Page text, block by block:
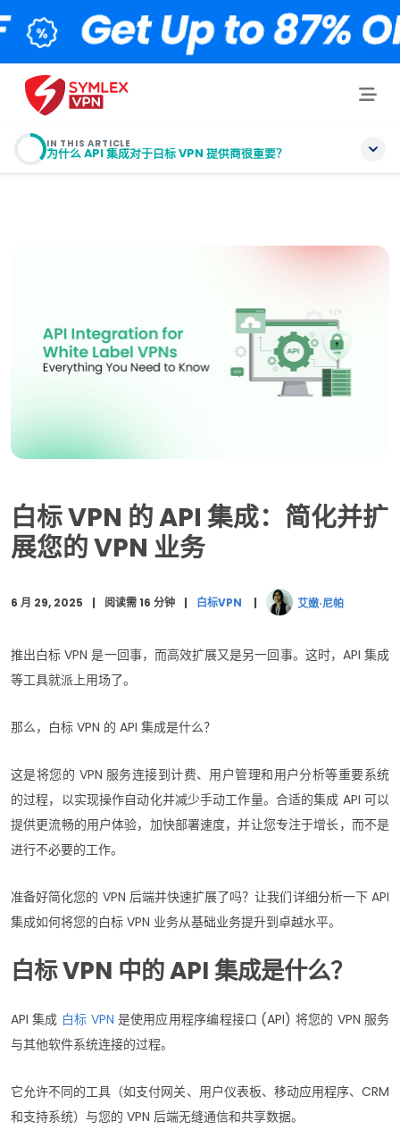
IN THIS ARTICLE
为什么 API 集成对于白标 VPN 提供商很重要？
白标 VPN 中 API 集成的优点和缺点
白标 VPN API 中需要寻找的关键功能
最后的话
白标 VPN 的 API 集成：简化并扩
展您的 VPN 业务
6 月 29, 2025 阅读需 16 分钟 白标VPN 艾嫩·尼帕
推出白标 VPN 是一回事，而高效扩展又是另一回事。这时，API 集成
等工具就派上用场了。
那么，白标 VPN 的 API 集成是什么？
这是将您的 VPN 服务连接到计费、用户管理和用户分析等重要系统
的过程，以实现操作自动化并减少手动工作量。合适的集成 API 可以
提供更流畅的用户体验，加快部署速度，并让您专注于增长，而不是
进行不必要的工作。
准备好简化您的 VPN 后端并快速扩展了吗？让我们详细分析一下 API
集成如何将您的白标 VPN 业务从基础业务提升到卓越水平。
白标 VPN 中的 API 集成是什么？
API 集成 白标 VPN 是使用应用程序编程接口 (API) 将您的 VPN 服务
与其他软件系统连接的过程。
它允许不同的工具（如支付网关、用户仪表板、移动应用程序、CRM
和支持系统）与您的 VPN 后端无缝通信和共享数据。